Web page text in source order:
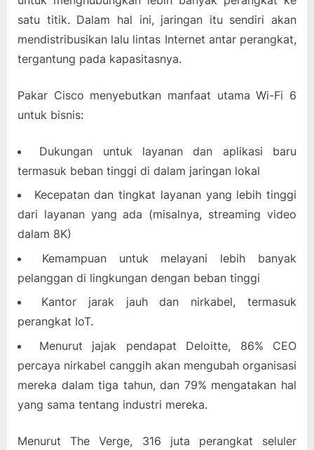
satu titik. Dalam hal ini, jaringan itu sendiri akan
mendistribusikan lalu lintas Internet antar perangkat,
tergantung pada kapasitasnya.
Pakar Cisco menyebutkan manfaat utama Wi-Fi 6
untuk bisnis:
Dukungan untuk layanan dan aplikasi baru
termasuk beban tinggi di dalam jaringan lokal
Kecepatan dan tingkat layanan yang lebih tinggi
dari layanan yang ada (misalnya, streaming video
dalam 8K)
Kemampuan untuk melayani lebih banyak
pelanggan di lingkungan dengan beban tinggi
Kantor jarak jauh dan nirkabel, termasuk
perangkat IoT.
Menurut jajak pendapat Deloitte, 86% CEO
percaya nirkabel canggih akan mengubah organisasi
mereka dalam tiga tahun, dan 79% mengatakan hal
yang sama tentang industri mereka.
Menurut The Verge, 316 juta perangkat seluler